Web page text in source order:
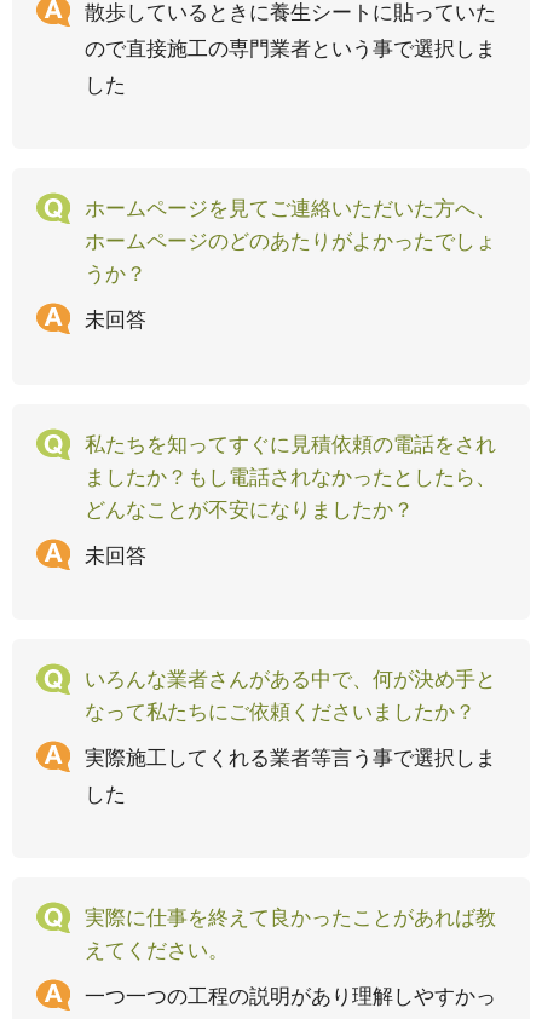
散歩しているときに養生シートに貼っていた
ので直接施工の専門業者という事で選択しま
した
ホームページを見てご連絡いただいた方へ、
ホームページのどのあたりがよかったでしょ
うか？
未回答
私たちを知ってすぐに見積依頼の電話をされ
ましたか？もし電話されなかったとしたら、
どんなことが不安になりましたか？
未回答
いろんな業者さんがある中で、何が決め手と
なって私たちにご依頼くださいましたか？
実際施工してくれる業者等言う事で選択しま
した
実際に仕事を終えて良かったことがあれば教
えてください。
一つ一つの工程の説明があり理解しやすかっ